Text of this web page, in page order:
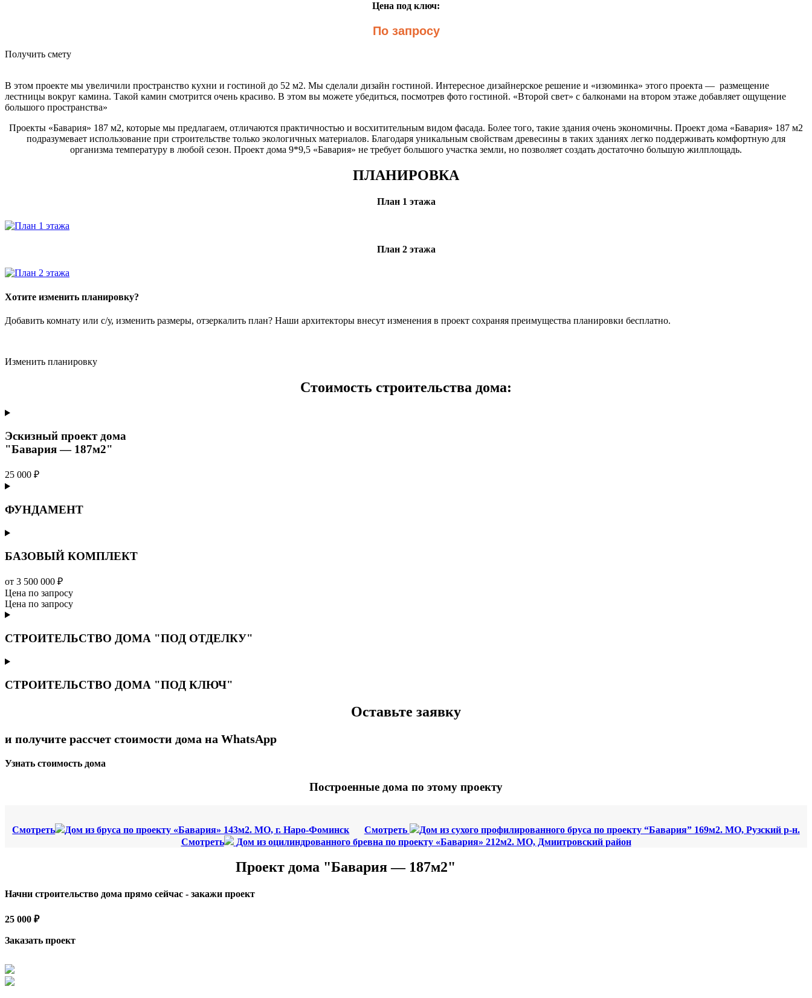
Цена под ключ:
По запросу
Получить смету
В этом проекте мы увеличили пространство кухни и гостиной до 52 м2. Мы сделали дизайн гостиной. Интересное дизайнерское решение и «изюминка» этого проекта — размещение
лестницы вокруг камина. Такой камин смотрится очень красиво. В этом вы можете убедиться, посмотрев фото гостиной. «Второй свет» с балконами на втором этаже добавляет ощущение
большого пространства»
Проекты «Бавария» 187 м2, которые мы предлагаем, отличаются практичностью и восхитительным видом фасада. Более того, такие здания очень экономичны. Проект дома «Бавария» 187 м2
подразумевает использование при строительстве только экологичных материалов. Благодаря уникальным свойствам древесины в таких зданиях легко поддерживать комфортную для
организма температуру в любой сезон. Проект дома 9*9,5 «Бавария» не требует большого участка земли, но позволяет создать достаточно большую жилплощадь.
ПЛАНИРОВКА
План 1 этажа
План 2 этажа
Хотите изменить планировку?
Добавить комнату или с/у, изменить размеры, отзеркалить план? Наши архитекторы внесут изменения в проект сохраняя преимущества планировки бесплатно.
Изменить планировку
Стоимость строительства дома:
Эскизный проект дома
"Бавария — 187м2"
25 000 ₽
ФУНДАМЕНТ
БАЗОВЫЙ КОМПЛЕКТ
от 3 500 000 ₽
Цена по запросу
Цена по запросу
СТРОИТЕЛЬСТВО ДОМА "ПОД ОТДЕЛКУ"
СТРОИТЕЛЬСТВО ДОМА "ПОД КЛЮЧ"
Оставьте заявку
и получите рассчет стоимости дома на WhatsApp
Узнать стоимость дома
Построенные дома по этому проекту
Смотреть Дом из бруса по проекту «Бавария» 143м2. МО, г. Наро-Фоминск Смотреть
Дом из сухого профилированного бруса по проекту “Бавария” 169м2. МО, Рузский р-н.
Смотреть
Дом из оцилиндрованного бревна по проекту «Бавария» 212м2. МО, Дмиитровский район
Проект дома "Бавария — 187м2"
Начни строительство дома прямо сейчас - закажи проект
25 000 ₽
Заказать проект